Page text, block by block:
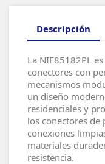
Descripción
La NIE85182PL
conectores con
mecanismos
un diseño
residenciales y
los conectores de
conexiones
materiales
resistencia.